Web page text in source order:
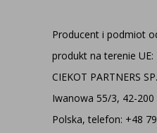
Producent i podmiot
produkt na terenie UE:
CIEKOT PARTNERS
Iwanowa 55/3, 42-
Polska, telefon: +48